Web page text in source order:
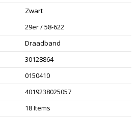
Zwart
29er / 58-622
Draadband
30128864
0150410
4019238025057
18 Items